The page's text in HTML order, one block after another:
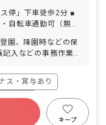
率80％／5日以上の
休暇 産前産後・育児
・復帰率90％） 介
も可能！平日を2～3
ことで、趣味の旅行
停」下車徒歩2分 ■
自転車通勤可（無料
アから通う方もいら
園、降園時などの保
記入などの事務作業
・自由時間の遊び、
けから始まり、色や
語を子どもと一緒に
歌を歌ったりしま
ス・賞与あり
生充実
昇給昇進あり
キープ